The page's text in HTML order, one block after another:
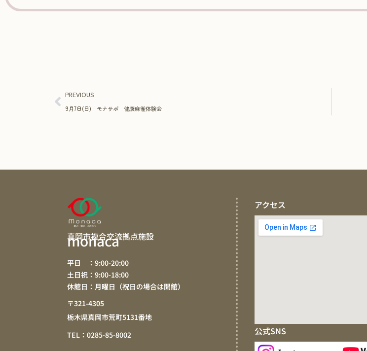
PREVIOUS
9月7日(日) モナサポ 健康麻雀体験会
真岡市複合交流拠点施設
monaca
平日 ：9:00-20:00
土日祝：9:00-18:00
休館日：月曜日（祝日の場合は開館）
〒321-4305
栃木県真岡市荒町5131番地
TEL：0285-85-8002
アクセス
公式SNS